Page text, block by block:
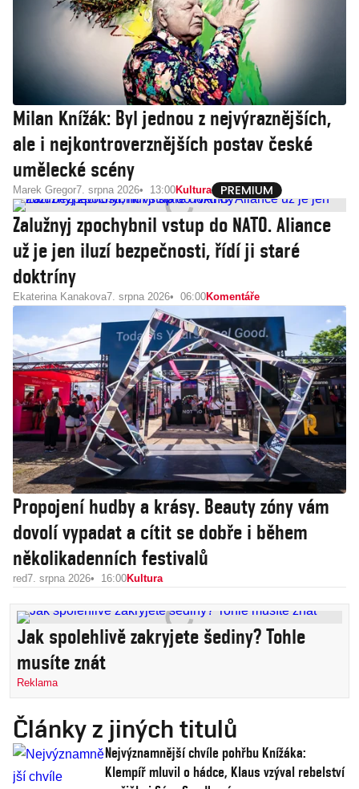
Milan Knížák: Byl jednou z nejvýraznějších,
ale i nejkontroverznějších postav české
umělecké scény
Marek Gregor7. srpna 2026 13:00Kultura
Zalužnyj zpochybnil vstup do NATO. Aliance
už je jen iluzí bezpečnosti, řídí ji staré
doktríny
Ekaterina Kanakova7. srpna 2026 06:00Komentáře
Propojení hudby a krásy. Beauty zóny vám
dovolí vypadat a cítit se dobře i během
několikadenních festivalů
red7. srpna 2026 16:00Kultura
Jak spolehlivě zakryjete šediny? Tohle
musíte znát
Reklama
Články z jiných titulů
Nejvýznamnější chvíle pohřbu Knížáka:
Klempíř mluvil o hádce, Klaus vzýval rebelství